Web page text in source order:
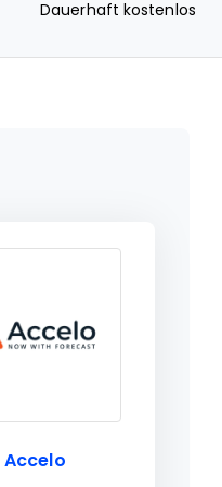
Dauerhaft kostenlos
Accelo